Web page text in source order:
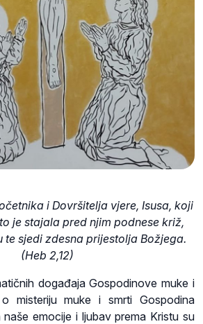
i Dovršitelja vjere, Isusa, koji
je stajala pred njim podnese križ,
te sjedi zdesna prijestolja Božjega.
(Heb 2,12)
događaja Gospodinove muke i
o misteriju muke i smrti Gospodina
emocije i ljubav prema Kristu su